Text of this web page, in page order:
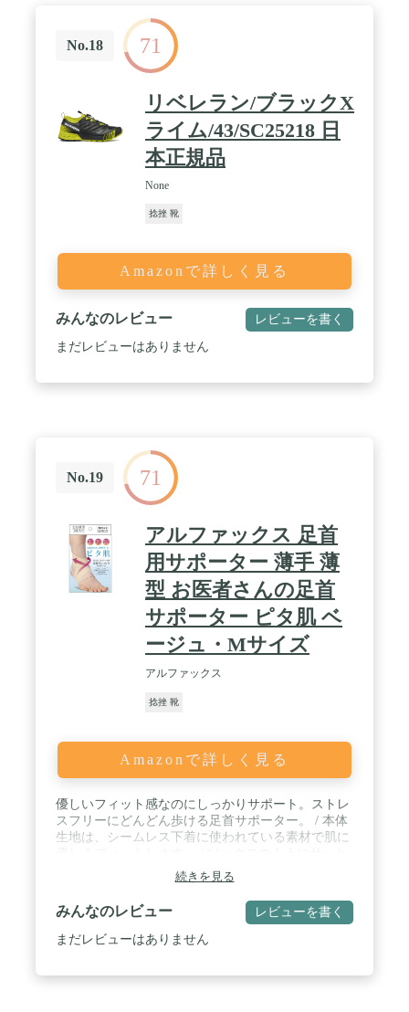
No.18 71
リベレラン/ブラックX
ライム/43/SC25218 日
本正規品
None
捻挫 靴
Amazonで詳しく見る
みんなのレビュー レビューを書く
まだレビューはありません
No.19 71
アルファックス 足首
用サポーター 薄手 薄
型 お医者さんの足首
サポーター ピタ肌 ベ
ージュ・Mサイズ
アルファックス
捻挫 靴
Amazonで詳しく見る
優しいフィット感なのにしっかりサポート。ストレ
スフリーにどんどん歩ける足首サポーター。 / 本体
生地は、シームレス下着に使われている素材で肌に
履いてサイドのクロスベルトで足首をしっかりと固
定。 / 肌面は優しく、外側はしっかりとサポートす
るのでズレにくくストレスフリーに歩行ができま
す。 / 適応サイズ：[Mサイズ]足首周り18～21(cm)
重量：15g 原産国：日本製 材質：[本体]ナイロン、
続きを見る
みんなのレビュー レビューを書く
まだレビューはありません